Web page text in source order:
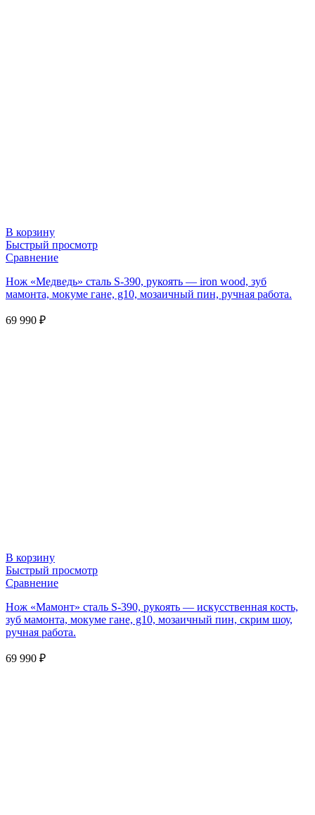
В корзину
Быстрый просмотр
Сравнение
Нож «Медведь» сталь S-390, рукоять — iron wood, зуб
мамонта, мокуме гане, g10, мозаичный пин, ручная работа.
69 990 ₽
В корзину
Быстрый просмотр
Сравнение
Нож «Мамонт» сталь S-390, рукоять — искусственная кость,
зуб мамонта, мокуме гане, g10, мозаичный пин, скрим шоу,
ручная работа.
69 990 ₽